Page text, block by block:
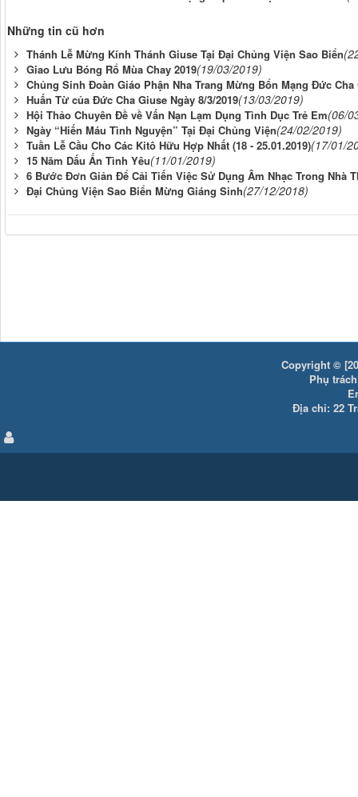
Những tin cũ hơn
Thánh Lễ Mừng Kính Thánh Giuse Tại Đại Chủng Viện Sao Biển
Giao Lưu Bóng Rổ Mùa Chay 2019(19/03/2019)
Chủng Sinh Đoàn Giáo Phận Nha Trang Mừng Bổn Mạng Đức Cha
Huấn Từ của Đức Cha Giuse Ngày 8/3/2019(13/03/2019)
Hội Thảo Chuyên Đề về Vấn Nạn Lạm Dụng Tình Dục Trẻ Em(06/
Ngày “Hiến Máu Tình Nguyện” Tại Đại Chủng Viện(24/02/2019)
Tuần Lễ Cầu Cho Các Kitô Hữu Hợp Nhất (18 - 25.01.2019)(17/01/
15 Năm Dấu Ấn Tình Yêu(11/01/2019)
6 Bước Đơn Giản Để Cải Tiến Việc Sử Dụng Âm Nhạc Trong Nhà
Đại Chủng Viện Sao Biển Mừng Giáng Sinh(27/12/2018)
Copyright ©
Phụ
Địa chỉ: 22